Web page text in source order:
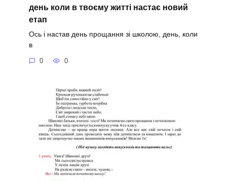
день коли в твоєму житті настає новий
етап
Ось і настав день прощання зі школою, день, коли
в
0 0